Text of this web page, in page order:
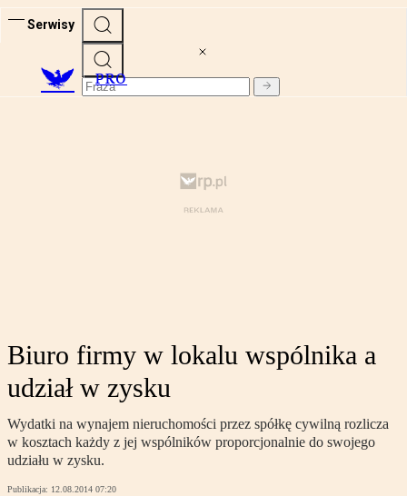
Serwisy
PRO
Biuro firmy w lokalu wspólnika a
udział w zysku
Wydatki na wynajem nieruchomości przez spółkę cywilną rozlicza
w kosztach każdy z jej wspólników proporcjonalnie do swojego
udziału w zysku.
Publikacja: 12.08.2014 07:20